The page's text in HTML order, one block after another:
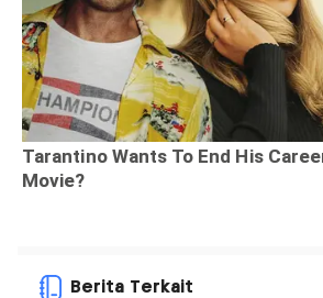
Berita Terkait